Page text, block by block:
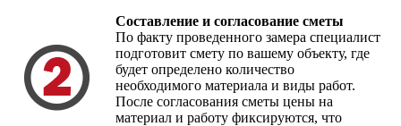
Составление и согласование сметы
По факту проведенного замера специалист
подготовит смету по вашему объекту, где
будет определено количество
необходимого материала и виды работ.
После согласования сметы цены на
материал и работу фиксируются, что